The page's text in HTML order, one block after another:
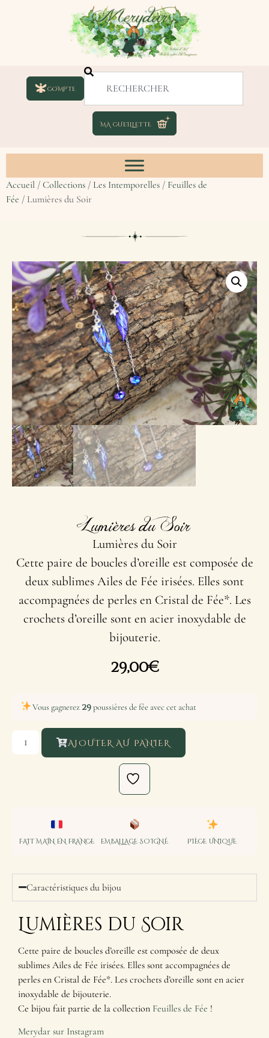
COMPTE
Accueil / Collections / Les Intemporelles / Feuilles de
Fée / Lumières du Soir
Lumières du Soir
Lumières du Soir
Cette paire de boucles d’oreille est composée de
deux sublimes Ailes de Fée irisées. Elles sont
accompagnées de perles en Cristal de Fée*. Les
crochets d’oreille sont en acier inoxydable de
bijouterie.
29,00€
Vous gagnerez 29poussières de fée avec cet achat
AJOUTER AU PANIER
FAIT MAIN EN FRANCE EMBALLAGE SOIGNÉ PIÈCE UNIQUE
Caractéristiques du bijou
Lumières du Soir
Cette paire de boucles d’oreille est composée de deux
sublimes Ailes de Fée irisées. Elles sont accompagnées de
perles en Cristal de Fée*. Les crochets d’oreille sont en acier
inoxydable de bijouterie.
Ce bijou fait partie de la collection Feuilles de Fée !
Merydar sur Instagram